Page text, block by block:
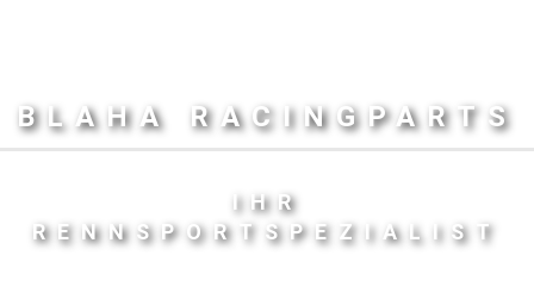
BLAHA RACINGPARTS
IHR
RENNSPORTSPEZIALIST